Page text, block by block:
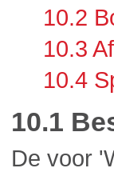
10.2
10.3
10.4
10.1
De voor